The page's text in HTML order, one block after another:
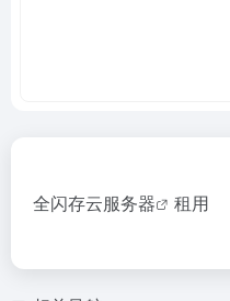
全闪存云服务器 租用